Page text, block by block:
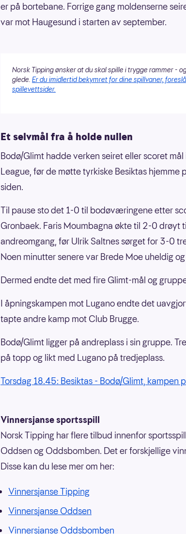
er på bortebane. Forrige gang moldenserne
var mot Haugesund i starten av september.
Norsk Tipping ønsker at du skal spille i trygge rammer -
glede. Er du imidlertid bekymret for dine spillvaner,
spillevettsider.
Et selvmål fra å holde nullen
Bodø/Glimt hadde verken seiret eller scoret
League, før de møtte tyrkiske Besiktas hjemme
siden.
Til pause sto det 1-0 til bodøværingene etter
Gronbaek. Faris Moumbagna økte til 2-0 drøyt
andreomgang, før Ulrik Saltnes sørget for 3-0
Noen minutter senere var Brede Moe uheldig
Dermed endte det med fire Glimt-mål og
I åpningskampen mot Lugano endte det
tapte andre kamp mot Club Brugge.
Bodø/Glimt ligger på andreplass i sin gruppe.
på topp og likt med Lugano på tredjeplass.
Torsdag 18.45: Besiktas - Bodø/Glimt, kampen
Vinnersjanse sportsspill
Norsk Tipping har flere tilbud innenfor
Oddsen og Oddsbomben. Det er forskjellige
Disse kan du lese mer om her:
Vinnersjanse Tipping
Vinnersjanse Oddsen
Vinnersjanse Oddsbomben